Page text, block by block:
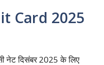
Card 2025
नेट दिसंबर 2025 के लिए